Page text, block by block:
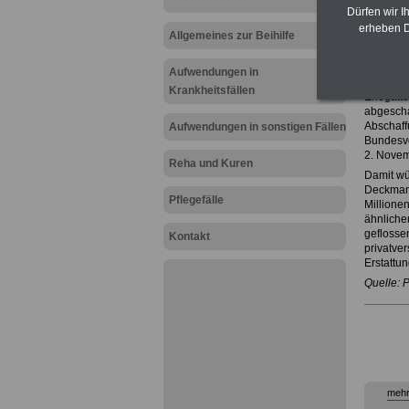
Allgemeines zur Beihilfe
Aufwendungen in
Krankheitsfällen
Aufwendungen in sonstigen Fällen
Reha und Kuren
Pflegefälle
Kontakt
Zur
DBB
Nach
2.
Damit
Quelle:
Dürfen wir
erheben